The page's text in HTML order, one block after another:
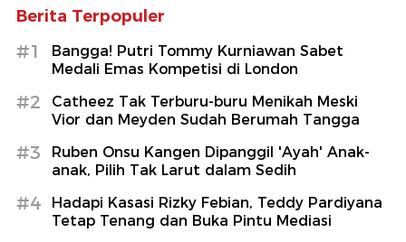
Berita Terpopuler
#1
Bangga! Putri Tommy Kurniawan Sabet
Medali Emas Kompetisi di London
#2
Catheez Tak Terburu-buru Menikah Meski
Vior dan Meyden Sudah Berumah Tangga
#3
Ruben Onsu Kangen Dipanggil 'Ayah' Anak-
anak, Pilih Tak Larut dalam Sedih
#4
Hadapi Kasasi Rizky Febian, Teddy Pardiyana
Tetap Tenang dan Buka Pintu Mediasi